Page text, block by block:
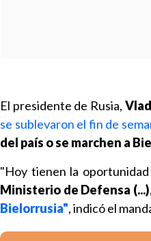
El presidente de Rusia,
se sublevaron el fin de
del país o se marchen a
"Hoy tienen la oportunidad
Ministerio de Defensa (...)
Bielorrusia", indicó el